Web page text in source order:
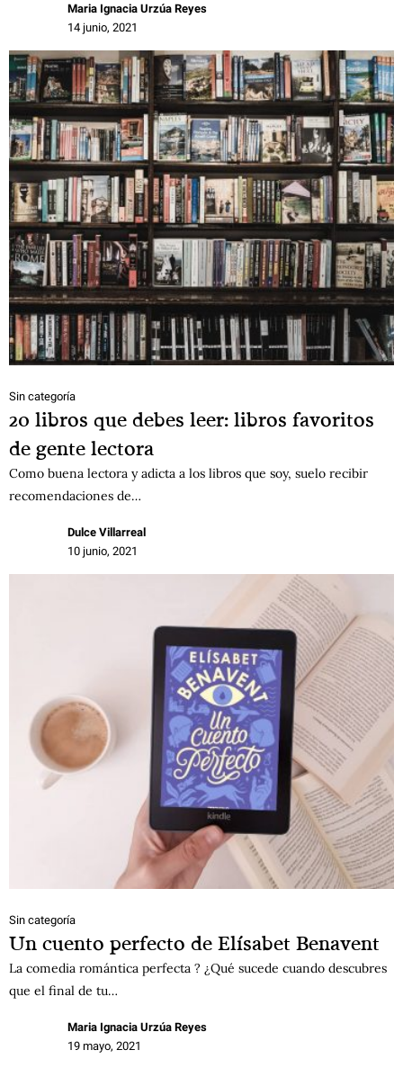
Maria Ignacia Urzúa Reyes
14 junio, 2021
Sin categoría
20 libros que debes leer: libros favoritos
de gente lectora
Como buena lectora y adicta a los libros que soy, suelo recibir
recomendaciones de…
Dulce Villarreal
10 junio, 2021
Sin categoría
Un cuento perfecto de Elísabet Benavent
La comedia romántica perfecta ? ¿Qué sucede cuando descubres
que el final de tu…
Maria Ignacia Urzúa Reyes
19 mayo, 2021